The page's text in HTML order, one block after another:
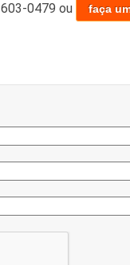
0479 ou faça